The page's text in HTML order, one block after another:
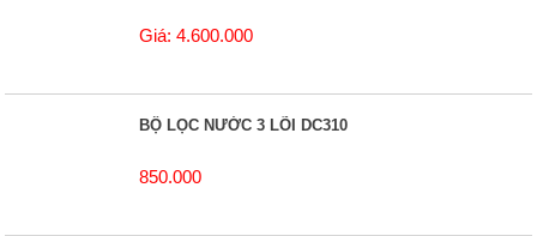
Giá: 4.600.000
BỘ LỌC NƯỚC 3 LÕI DC310
850.000